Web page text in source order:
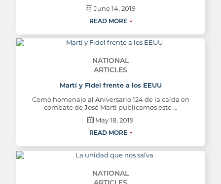
June 14, 2019
READ MORE
NATIONAL
ARTICLES
Martí y Fidel frente a los EEUU
Como homenaje al Aniversario 124 de la caída en
combate de José Martí publicamos este …
May 18, 2019
READ MORE
NATIONAL